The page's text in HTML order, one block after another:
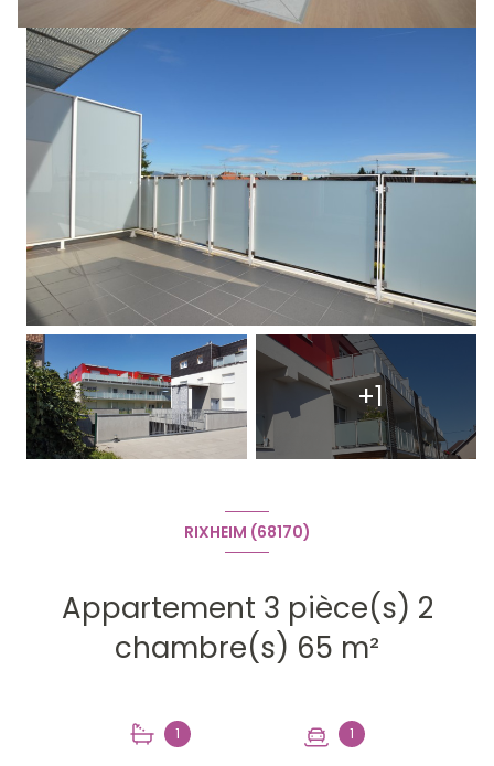
+1
RIXHEIM (68170)
Appartement 3 pièce(s) 2
chambre(s) 65 m²
1 1